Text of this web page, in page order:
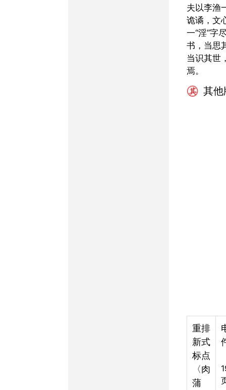
夫以李渔一代词客，笔法
诡谲，文
一“淫”字
书，当思
当识其世
焉。
其他
重排
新式
标点
〈肉
蒲